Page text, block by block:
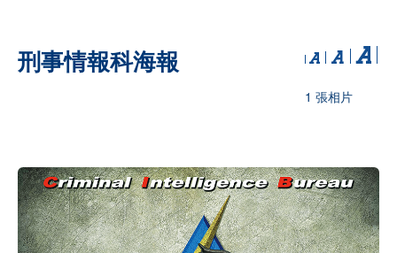
刑事情報科海報
1 張相片